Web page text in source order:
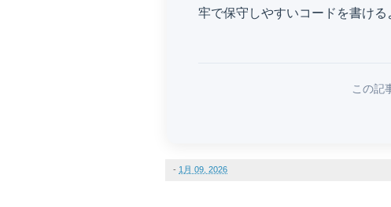
牢で保守しやすいコードを書ける
この記
- 1月 09, 2026